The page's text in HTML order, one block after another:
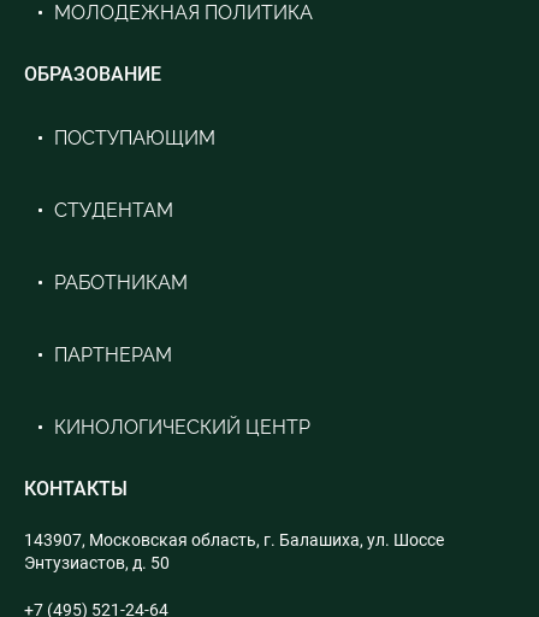
МОЛОДЕЖНАЯ ПОЛИТИКА
ОБРАЗОВАНИЕ
ПОСТУПАЮЩИМ
СТУДЕНТАМ
РАБОТНИКАМ
ПАРТНЕРАМ
КИНОЛОГИЧЕСКИЙ ЦЕНТР
КОНТАКТЫ
143907, Московская область, г. Балашиха, ул. Шоссе
Энтузиастов, д. 50
+7 (495) 521-24-64